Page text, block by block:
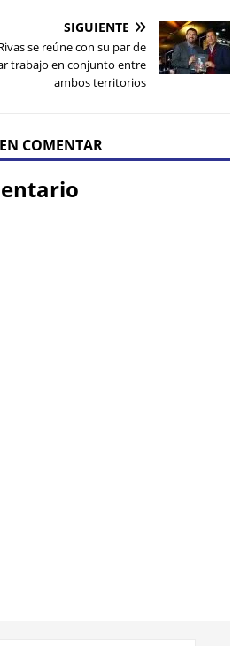
SIGUIENTE
se reúne con su par de
trabajo en conjunto entre
ambos territorios
COMENTAR